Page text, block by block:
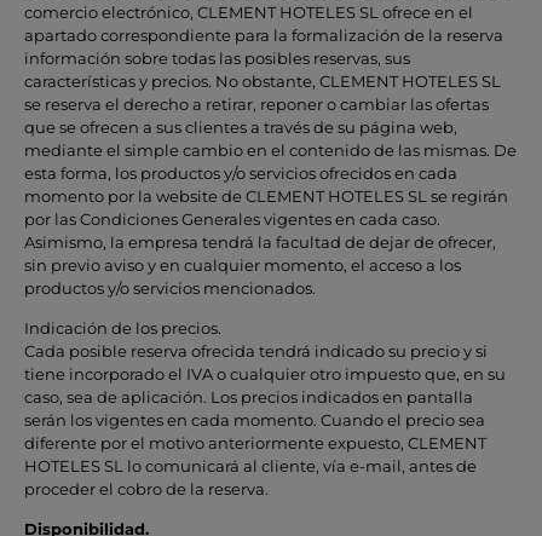
comercio electrónico, CLEMENT HOTELES SL ofrece en el
apartado correspondiente para la formalización de la reserva
información sobre todas las posibles reservas, sus
características y precios. No obstante, CLEMENT HOTELES SL
se reserva el derecho a retirar, reponer o cambiar las ofertas
que se ofrecen a sus clientes a través de su página web,
mediante el simple cambio en el contenido de las mismas. De
esta forma, los productos y/o servicios ofrecidos en cada
momento por la website de CLEMENT HOTELES SL se regirán
por las Condiciones Generales vigentes en cada caso.
Asimismo, la empresa tendrá la facultad de dejar de ofrecer,
sin previo aviso y en cualquier momento, el acceso a los
productos y/o servicios mencionados.
Indicación de los precios.
Cada posible reserva ofrecida tendrá indicado su precio y si
tiene incorporado el IVA o cualquier otro impuesto que, en su
caso, sea de aplicación. Los precios indicados en pantalla
serán los vigentes en cada momento. Cuando el precio sea
diferente por el motivo anteriormente expuesto, CLEMENT
HOTELES SL lo comunicará al cliente, vía e-mail, antes de
proceder el cobro de la reserva.
Disponibilidad.